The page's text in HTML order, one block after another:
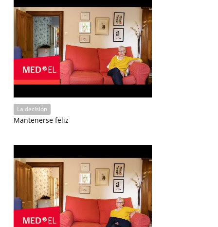
La decisión
Mantenerse feliz